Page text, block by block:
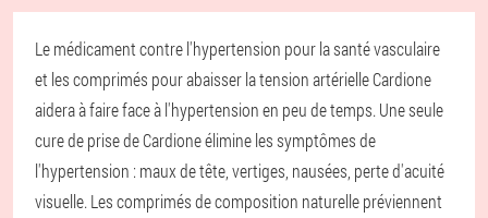
Le médicament contre l'hypertension pour la santé vasculaire
et les comprimés pour abaisser la tension artérielle Cardione
aidera à faire face à l'hypertension en peu de temps. Une seule
cure de prise de Cardione élimine les symptômes de
l'hypertension : maux de tête, vertiges, nausées, perte d'acuité
visuelle. Les comprimés de composition naturelle préviennent